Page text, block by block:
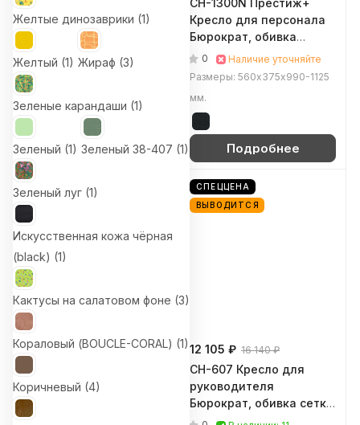
Желтые динозаврики (1)
Желтый (1) Жираф (3)
Зеленые карандаши (1)
Зеленый (1) Зеленый 38-407 (1)
Зеленый луг (1)
Искусственная кожа чёрная
(black) (1)
Кактусы на салатовом фоне (3)
Кораловый (BOUCLE-CORAL) (1)
Коричневый (4)
для руководителя
Бюрократ, обивка сетка
/ экокожа (Черный)
0
В наличии: 3
Размеры: 700х480х1160-1255
Подробнее
Кресло для персонала
Бюрократ, обивка
экокожа (Чёрный (OR-
16))
0
Наличие уточняйте
Размеры: 560х375х990-1125
мм.
Подробнее
ВЫВОДИТСЯ
15 940 ₽
CH-380F Стул для
посетителя Бюрократ,
обивка ткань (Серая
жемчужина Italia 26
СПЕЦЦЕНА
ВЫВОДИТСЯ
12 105 ₽ 16 140 ₽
CH-607 Кресло для
руководителя
Бюрократ, обивка сетка
/ ткань (Серый TW-02)